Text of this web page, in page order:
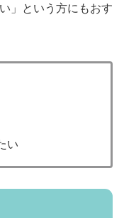
」という方にもおす
い